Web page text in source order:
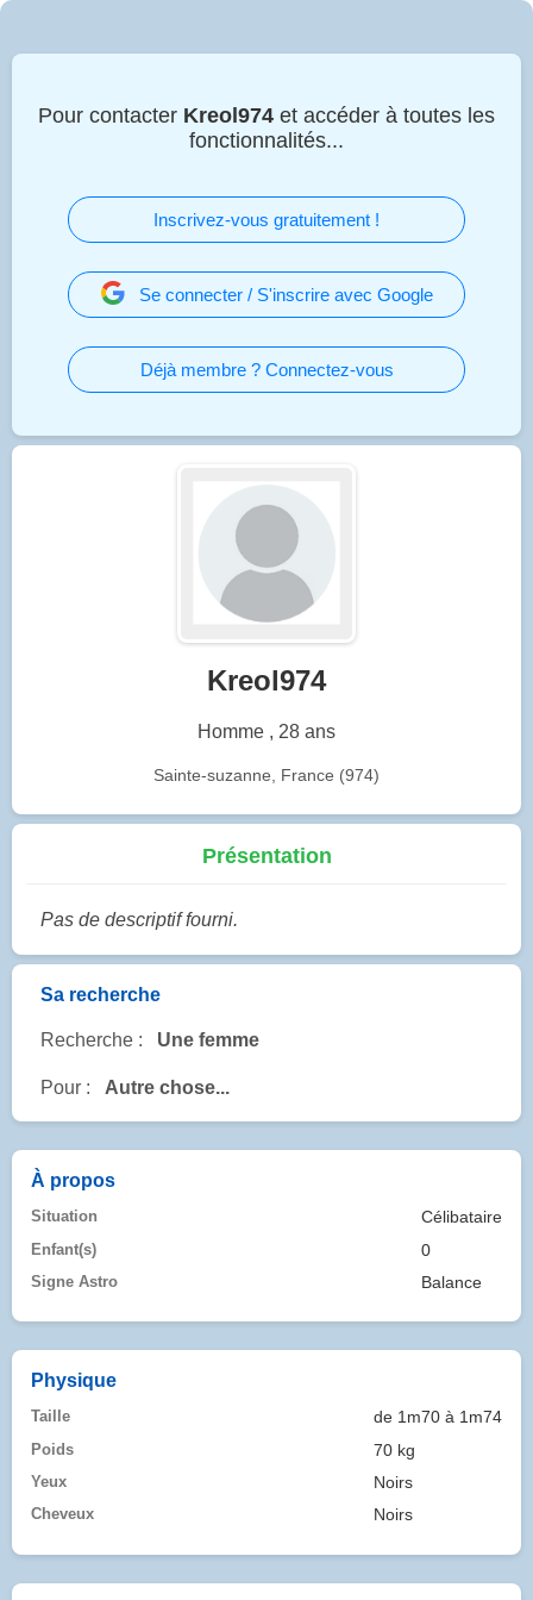
Pour contacter Kreol974 et accéder à toutes les
fonctionnalités...
Inscrivez-vous gratuitement !
Se connecter / S'inscrire avec Google
Déjà membre ? Connectez-vous
Kreol974
Homme , 28 ans
Sainte-suzanne, France (974)
Présentation
Pas de descriptif fourni.
Sa recherche
Recherche : Une femme
Pour : Autre chose...
À propos
Situation Célibataire
Enfant(s) 0
Signe Astro Balance
Physique
Taille de 1m70 à 1m74
Poids 70 kg
Yeux Noirs
Cheveux Noirs